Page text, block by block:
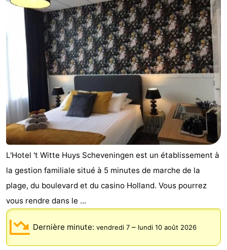
L'Hotel 't Witte Huys Scheveningen est un établissement à
la gestion familiale situé à 5 minutes de marche de la
plage, du boulevard et du casino Holland. Vous pourrez
vous rendre dans le ...
Dernière minute: vendredi 7 – lundi 10 août 2026